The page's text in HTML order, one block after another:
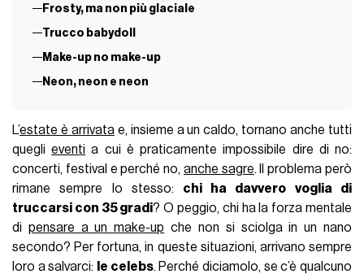
Frosty, ma non più glaciale
Trucco babydoll
Make-up no make-up
Neon, neon e neon
L’estate è arrivatae, insieme a un caldo, tornano anche tutti
queglieventi a cui è praticamente impossibile dire di no:
concerti, festival e perché no, anche sagre. Il problema però
rimane sempre lo stesso: chi ha davvero voglia di
truccarsi con 35 gradi? O peggio, chi ha la forza mentale
di pensare a un make-up che non si sciolga in un nano
secondo? Per fortuna, in queste situazioni, arrivano sempre
loro a salvarci:
le celebs. Perché diciamolo, se c’è qualcuno